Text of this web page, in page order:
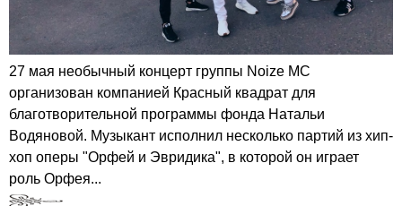
27 мая необычный концерт группы Noize MC
организован компанией Красный квадрат для
благотворительной программы фонда Натальи
Водяновой. Музыкант исполнил несколько партий из хип-
хоп оперы "Орфей и Эвридика", в которой он играет
роль Орфея...